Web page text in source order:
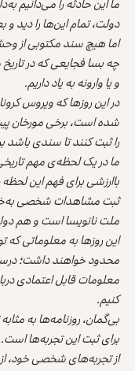
دولت، تمام این‌ها را دید
اما هیچ سند مکتوبی از
چه بسا فجایعی که در تاریخ
و یا وارونه به یاد داریم.
در این روزها که ویروس
شده است، برخی مورخان
را ثبت کنند تا سندی باشد
ما در یک لحظه‌ی مهم
باارزشی برای فهم این
ثبت مشاهدات شخصی
ملت نانویسا است و هم
این روزها به معلوماتی
محدود خواهند داشت؛
معلومات قابل اعتمادی
کنیم.
بی‌گمان، روزنامه‌ها به
برای ثبت این تجربه‌ها
از تجربه‌‌های شخصی خود، از